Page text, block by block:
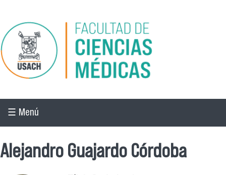
Pasar al contenido principal
☰ Menú
Alejandro Guajardo Córdoba